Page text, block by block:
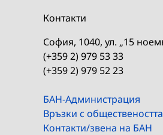
Контакти
София, 1040, ул. „15
(+359 2) 979 53 33
(+359 2) 979 52 23
БАН-Администрация
Връзки с обществеността
Контакти/звена на БАН